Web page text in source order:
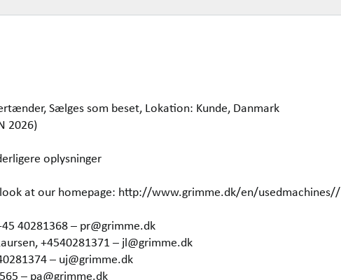
Sælges som beset, Lokation: Kunde, Danmark
2026)
oplysninger
at our homepage: http://www.grimme.dk/en/usedmachines//
40281368 – pr@grimme.dk
+4540281371 – jl@grimme.dk
– uj@grimme.dk
– pa@grimme.dk